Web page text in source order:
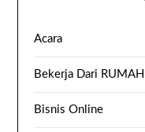
Acara
Bekerja Dari RUMAH
Bisnis Online